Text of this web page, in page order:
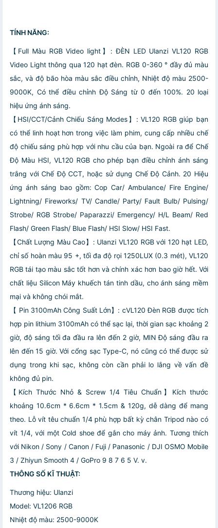
TÍNH NĂNG:
【Full Màu RGB Video light】: ĐÈN LED Ulanzi VL120 RGB
Video Light thông qua 120 hạt đèn. RGB 0-360 ° đầy đủ màu
sắc, và độ bão hòa màu sắc điều chỉnh, Nhiệt độ màu 2500-
9000K, Có thể điều chỉnh Độ Sáng từ 0 đến 100%. 20 loại
hiệu ứng ánh sáng.
【HSI/CCT/Cảnh Chiếu Sáng Modes】: VL120 RGB giúp bạn
có thể linh hoạt hơn trong việc làm phim, cung cấp nhiều chế
độ chiếu sáng phù hợp với nhu cầu của bạn. Ngoài ra để Chế
Độ Màu HSI, VL120 RGB cho phép bạn điều chỉnh ánh sáng
trắng với Chế Độ CCT, hoặc sử dụng Chế Độ Cảnh. 20 Hiệu
ứng ánh sáng bao gồm: Cop Car/ Ambulance/ Fire Engine/
Lightning/ Fireworks/ TV/ Candle/ Party/ Fault Bulb/ Pulsing/
Strobe/ RGB Strobe/ Paparazzi/ Emergency/ H/L Beam/ Red
Flash/ Green Flash/ Blue Flash/ HSI Slow/ HSI Fast.
【Chất Lượng Màu Cao】: Ulanzi VL120 RGB với 120 hạt LED,
chỉ số hoàn màu 95 +, tối đa độ rọi 1250LUX (0.3 mét), VL120
RGB tái tạo màu sắc tốt hơn và chính xác hơn bao giờ hết. Với
chất liệu Silicon Máy khuếch tán tinh dầu, cho ánh sáng mềm
mại và không chói mắt.
【 Pin 3100mAh Công Suất Lớn】: cVL120 Đèn RGB được tích
hợp pin lithium 3100mAh có thể sạc lại, thời gian sạc khoảng 2
giờ, độ sáng tối đa đầu ra lên đến 2 giờ, MIN Độ sáng đầu ra
lên đến 15 giờ. Với cổng sạc Type-C, nó cũng có thể được sử
dụng trong khi sạc, không còn cần phải lo lắng về vấn đề
không đủ pin.
【Kích Thước Nhỏ & Screw 1/4 Tiêu Chuẩn】Kích thước
khoảng 10.6cm * 6.6cm * 1.5cm & 120g, dễ dàng để mang
theo. Lỗ vít têu chuẩn 1/4 phù hợp bất kỳ chân Tripod nào có
vít 1/4, với một Cold shoe để gắn cho máy ảnh. Tương thích
với Nikon / Sony / Canon / Fuji / Panasonic / DJI OSMO Mobile
3 / Zhiyun Smooth 4 / GoPro 9 8 7 6 5 V. v.
THÔNG SỐ KĨ THUẬT:
Thương hiệu: Ulanzi
Model: VL1206 RGB
Nhiệt độ màu: 2500-9000K